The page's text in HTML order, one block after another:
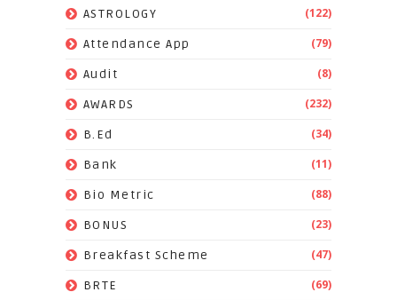
ASTROLOGY (122)
Attendance App (79)
Audit (8)
AWARDS (232)
B.Ed (34)
Bank (11)
Bio Metric (88)
BONUS (23)
Breakfast Scheme (47)
BRTE (69)